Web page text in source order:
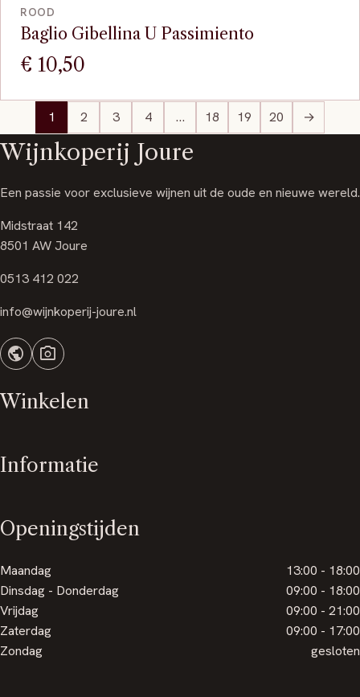
ROOD
Baglio Gibellina U Passimiento
€ 10,50
1 2 3 4 … 18 19 20 →
Wijnkoperij Joure
Een passie voor exclusieve wijnen uit de oude en nieuwe wereld.
Midstraat 142
8501 AW Joure
0513 412 022
info@wijnkoperij-joure.nl
public photo_camera
Winkelen
Informatie
Openingstijden
Maandag
13:00 - 18:00
Dinsdag - Donderdag
09:00 - 18:00
Vrijdag
09:00 - 21:00
Zaterdag
09:00 - 17:00
Zondag
gesloten